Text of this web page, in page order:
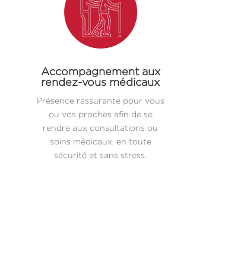
Accompagnement aux
rendez-vous médicaux
Présence rassurante pour vous
ou vos proches afin de se
rendre aux consultations ou
soins médicaux, en toute
sécurité et sans stress.